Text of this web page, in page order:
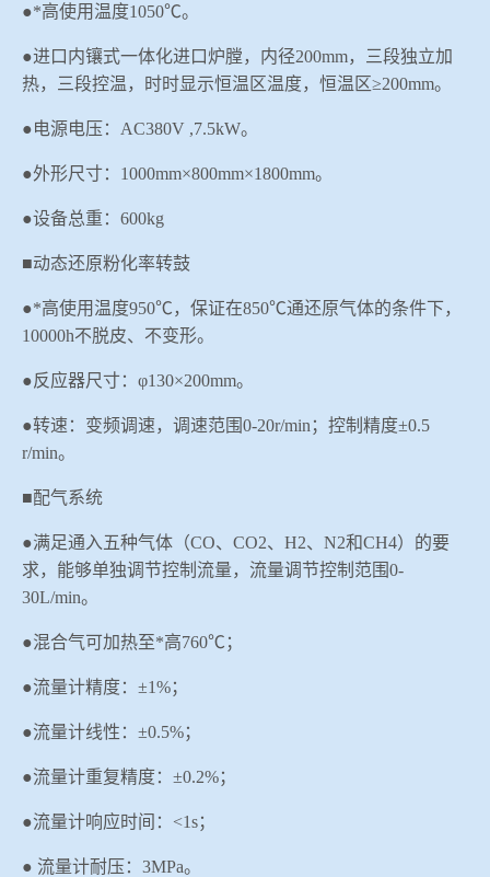
●*高使用温度1050℃。
●进口内镶式一体化进口炉膛，内径200mm，三段独立加
热，三段控温，时时显示恒温区温度，恒温区≥200mm。
●电源电压： AC380V ,7.5kW。
●外形尺寸： 1000mm×800mm×1800mm。
●设备总重： 600kg
■动态还原粉化率转鼓
●*高使用温度950℃，保证在850℃通还原气体的条件下，
10000h不脱皮、不变形。
●反应器尺寸： φ130×200mm。
●转速：变频调速， 调速范围0-20r/min ；控制精度±0.5
r/min。
■配气系统
●满足通入五种气体（CO、 CO2、 H2、 N2和CH4）的要
求，能够单独调节控制流量，流量调节控制范围0-
30L/min。
●混合气可加热至*高760℃；
●流量计精度： ±1%；
●流量计线性： ±0.5%；
●流量计重复精度： ±0.2%；
●流量计响应时间： <1s；
● 流量计耐压： 3MPa。